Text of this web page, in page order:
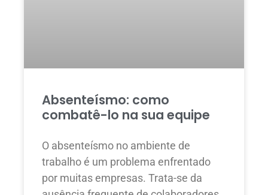
Absenteísmo: como
combatê-lo na sua equipe
O absenteísmo no ambiente de
trabalho é um problema enfrentado
por muitas empresas. Trata-se da